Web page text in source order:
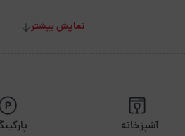
نمایش بیشتر
آشپزخانه